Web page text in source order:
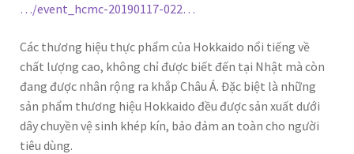
…/event_hcmc-20190117-022…
Các thương hiệu thực phẩm của Hokkaido nổi tiếng về
chất lượng cao, không chỉ được biết đến tại Nhật mà còn
đang được nhân rộng ra khắp Châu Á. Đặc biệt là những
sản phẩm thương hiệu Hokkaido đều được sản xuất dưới
dây chuyền vệ sinh khép kín, bảo đảm an toàn cho người
tiêu dùng.